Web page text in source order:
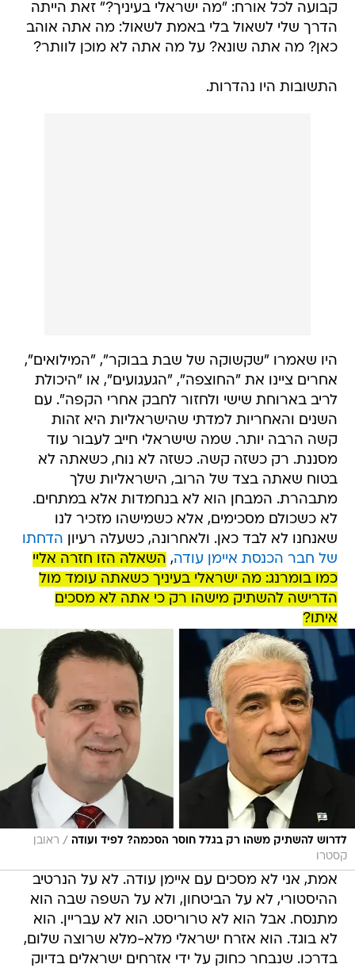
קבועה לכל אורח: "מה ישראלי בעיניך?" זאת הייתה
הדרך שלי לשאול בלי באמת לשאול: מה אתה אוהב
כאן? מה אתה שונא? על מה אתה לא מוכן לוותר?
התשובות היו נהדרות.
היו שאמרו "שקשוקה של שבת בבוקר", "המילואים",
אחרים ציינו את "החוצפה", "הגעגועים", או "היכולת
לריב בארוחת שישי ולחזור לחבק אחרי הקפה". עם
השנים והאחריות למדתי שהישראליות היא זהות
קשה הרבה יותר. שמה שישראלי חייב לעבור עוד
מסננת. רק כשזה קשה. כשזה לא נוח, כשאתה לא
בטוח שאתה בצד של הרוב, הישראליות שלך
מתבהרת. המבחן הוא לא בנחמדות אלא במתחים.
לא כשכולם מסכימים, אלא כשמישהו מזכיר לנו
שאנחנו לא לבד כאן. ולאחרונה, כשעלה רעיון הדחתו
של חבר הכנסת איימן עודה, השאלה הזו חזרה אליי
כמו בומרנג: מה ישראלי בעיניך כשאתה עומד מול
הדרישה להשתיק מישהו רק כי אתה לא מסכים
איתו?
לדרוש להשתיק משהו רק בגלל חוסר הסכמה? לפיד ועודה / ראובן
קסטרו
אמת, אני לא מסכים עם איימן עודה. לא על הנרטיב
ההיסטורי, לא על הביטחון, ולא על השפה שבה הוא
מתנסח. אבל הוא לא טרוריסט. הוא לא עבריין. הוא
לא בוגד. הוא אזרח ישראלי מלא-מלא שרוצה שלום,
בדרכו. שנבחר כחוק על ידי אזרחים ישראלים בדיוק